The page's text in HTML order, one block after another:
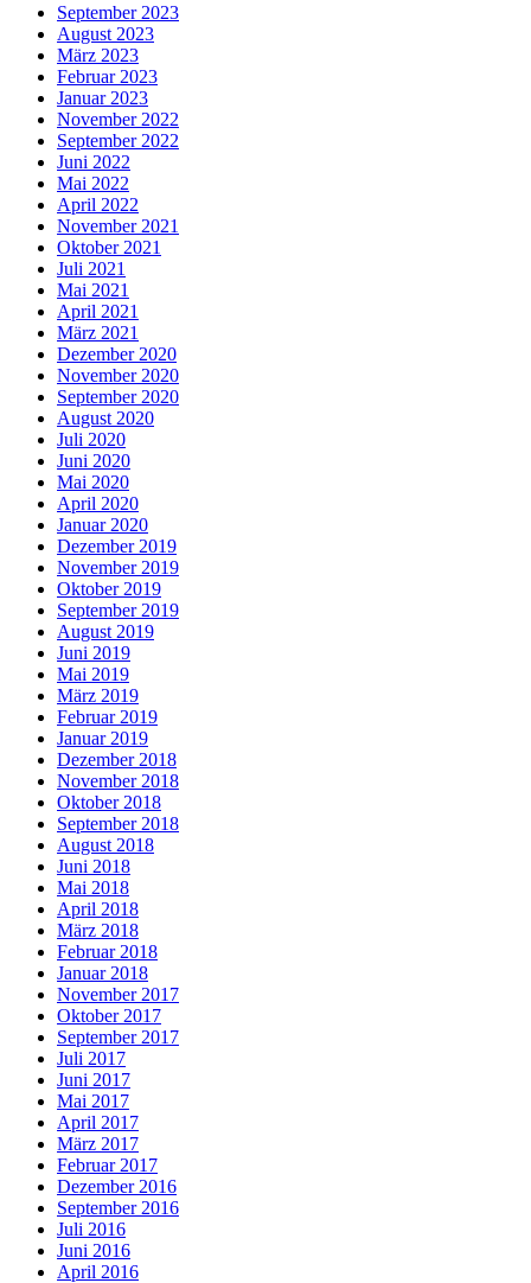
September 2023
August 2023
März 2023
Februar 2023
Januar 2023
November 2022
September 2022
Juni 2022
Mai 2022
April 2022
November 2021
Oktober 2021
Juli 2021
Mai 2021
April 2021
März 2021
Dezember 2020
November 2020
September 2020
August 2020
Juli 2020
Juni 2020
Mai 2020
April 2020
Januar 2020
Dezember 2019
November 2019
Oktober 2019
September 2019
August 2019
Juni 2019
Mai 2019
März 2019
Februar 2019
Januar 2019
Dezember 2018
November 2018
Oktober 2018
September 2018
August 2018
Juni 2018
Mai 2018
April 2018
März 2018
Februar 2018
Januar 2018
November 2017
Oktober 2017
September 2017
Juli 2017
Juni 2017
Mai 2017
April 2017
März 2017
Februar 2017
Dezember 2016
September 2016
Juli 2016
Juni 2016
April 2016